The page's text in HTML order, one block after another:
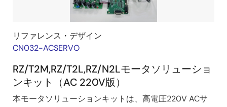
リファレンス・デザイン
CN032-ACSERVO
RZ/T2M,RZ/T2L,RZ/N2Lモータソリューショ
ンキット（AC 220V版）
本モータソリューションキットは、高電圧220V ACサ